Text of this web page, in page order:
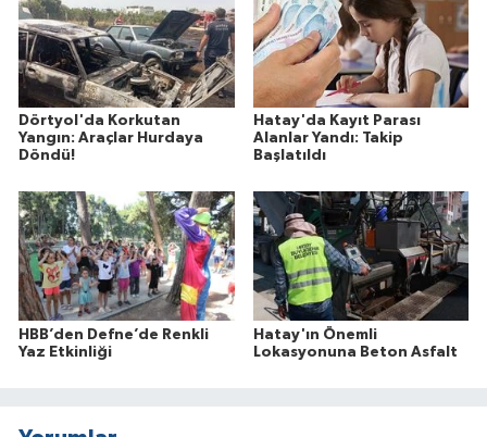
Dörtyol'da Korkutan
Yangın: Araçlar Hurdaya
Döndü!
Hatay'da Kayıt Parası
Alanlar Yandı: Takip
Başlatıldı
HBB’den Defne’de Renkli
Yaz Etkinliği
Hatay'ın Önemli
Lokasyonuna Beton Asfalt